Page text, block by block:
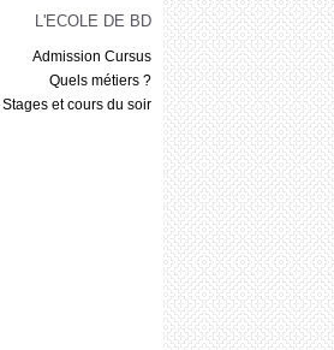
L'ECOLE DE BD
Admission Cursus
Quels métiers ?
Stages et cours du soir